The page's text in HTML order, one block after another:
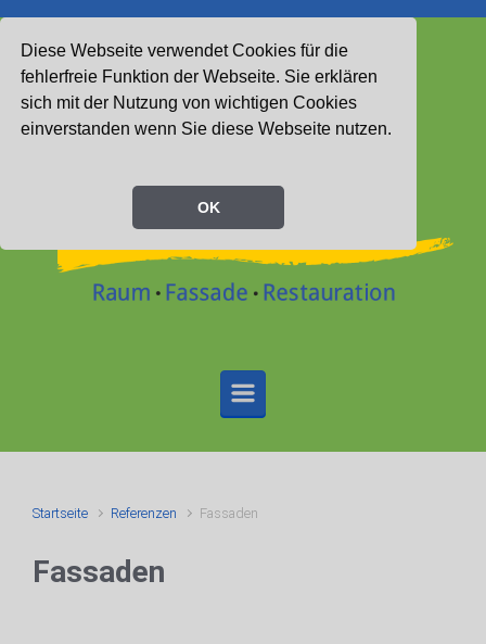
Diese Webseite verwendet Cookies für die
fehlerfreie Funktion der Webseite. Sie erklären
sich mit der Nutzung von wichtigen Cookies
einverstanden wenn Sie diese Webseite nutzen.
OK
Startseite Referenzen Fassaden
Fassaden